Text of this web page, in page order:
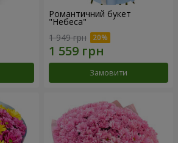
Романтичний букет
"Небеса"
1 949 грн
Замовити